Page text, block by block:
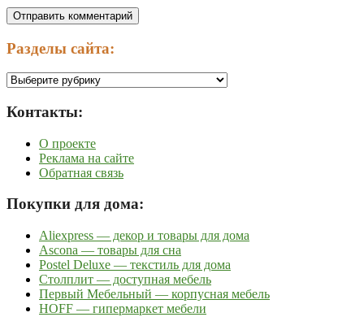
Разделы сайта:
Разделы
Контакты:
О проекте
Реклама на сайте
Обратная связь
Покупки для дома:
Aliexpress — декор и товары для дома
Ascona — товары для сна
Postel Deluxe — текстиль для дома
Столплит — доступная мебель
Первый Мебельный — корпусная мебель
HOFF — гипермаркет мебели